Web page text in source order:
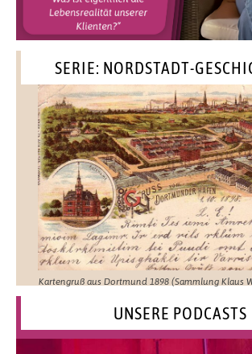
SERIE: NORDSTADT-
Kartengruß aus Dortmund 1898 (Sammlung Klaus
UNSERE PODCASTS